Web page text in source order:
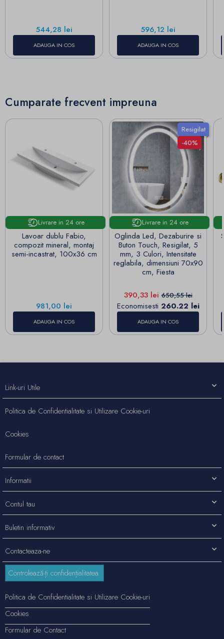
Pret
544,28 lei
ADAUGA IN COS
Pret
596,12 lei
ADAUGA IN COS
Cumparate frecvent impreuna
Livrare in 24 ore
Lavoar dublu Fabio,
compozit mineral, montaj
semi-incastrat, 100x36 cm
Pret
981,00 lei
ADAUGA IN COS
Resigilat
-40%
Livrare in 24 ore
Oglinda Led, Dezaburire si
Buton Touch, Resigilat, 5
mm, 3 Culori, Intensitate
reglabila, dimensiuni 70x90
cm, Fiesta
Pret
390,33 leiPret de baza
650,55 lei
Economisesti 260.22 lei
ADAUGA IN COS
Contacteaza-ne
Link-uri Utile
Politica de Confidentialitate si Utilizare Cookie-uri
Cookies
Formular de contact
Informatii
Contul tau
Buletin informativ
Controlează-ți confidențialitatea
Politica de Confidentialitate si Utilizare Cookie-uri
Cookies
Formular de Contact